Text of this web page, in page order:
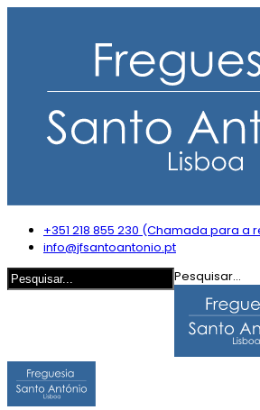
+351 218 855 230 (Chamada para a
info@jfsantoantonio.pt
Pesquisar...